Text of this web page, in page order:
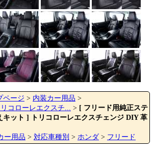
ページ > 内装カー用品 >
コローレエクスチ...
> [ フリード用純正ステ
キット ] トリコローレエクスチェンジ DIY 革
ー用品 > 対応車種別 > ホンダ > フリード